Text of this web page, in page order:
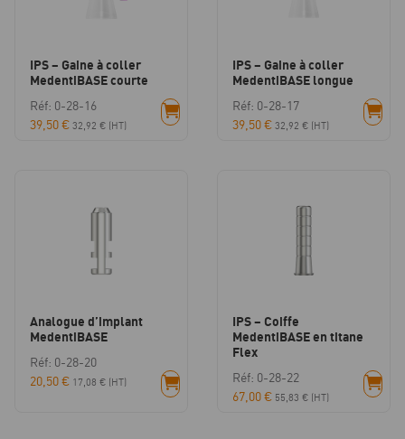
IPS – Gaine à coller
MedentiBASE courte
Réf: 0-28-16
39,50€ 32,92 € (HT)
IPS – Gaine à coller
MedentiBASE longue
Réf: 0-28-17
39,50€ 32,92 € (HT)
Analogue d’implant
MedentiBASE
Réf: 0-28-20
20,50€ 17,08 € (HT)
IPS – Coiffe
MedentiBASE en titane
Flex
Réf: 0-28-22
67,00€ 55,83 € (HT)